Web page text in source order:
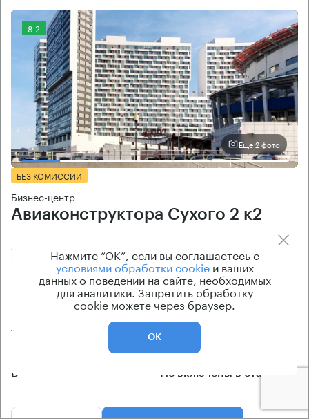
8.2
Еще 2 фото
БЕЗ КОМИССИИ
Бизнес-центр
Авиаконструктора Сухого 2 к2
ЦСКА → 670 м ~ 7 мин
район Хорошёвский
7000 кв.м
Ставка арендной платы
по запросу
B
Эксплуатационные расходы
Не включены в ставку
Нажмите “ОК”, если вы соглашаетесь с
условиями обработки cookieи ваших
данных о поведении на сайте, необходимых
для аналитики. Запретить обработку
cookie можете через браузер.
ОК